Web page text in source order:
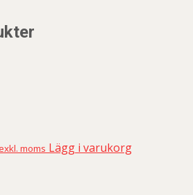
moms Lägg i varukorg